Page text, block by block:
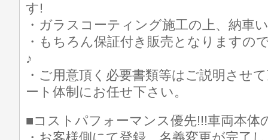
す!
・ガラスコーティング施工の上、納車
・もちろん保証付き販売となりますの
♪
・ご用意頂く必要書類等はご説明させ
ート体制にお任せ下さい。
■コストパフォーマンス優先!!!車両本体